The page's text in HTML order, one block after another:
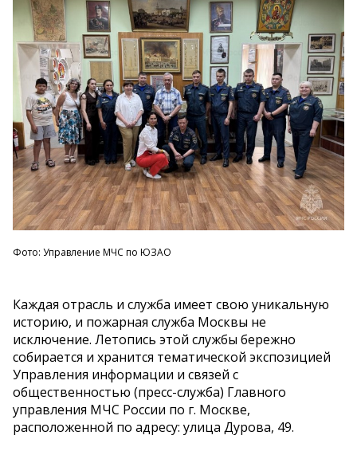
Фото: Управление МЧС по ЮЗАО
Каждая отрасль и служба имеет свою уникальную
историю, и пожарная служба Москвы не
исключение. Летопись этой службы бережно
собирается и хранится тематической экспозицией
Управления информации и связей с
общественностью (пресс-служба) Главного
управления МЧС России по г. Москве,
расположенной по адресу: улица Дурова, 49.